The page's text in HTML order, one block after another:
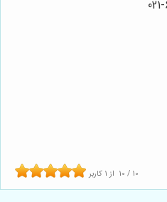
10 / 10 از 1 کاربر